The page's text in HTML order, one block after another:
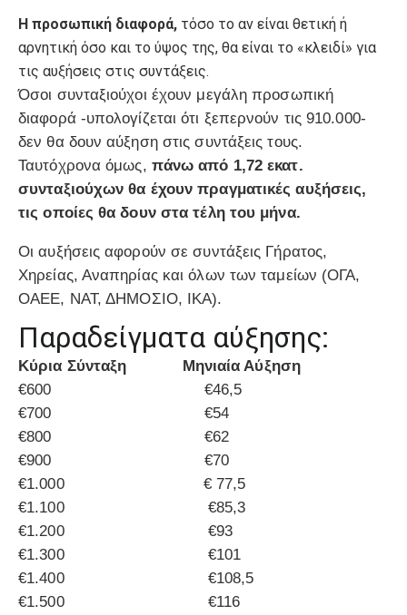
Η προσωπική διαφορά, τόσο το αν είναι θετική ή
αρνητική όσο και το ύψος της, θα είναι το «κλειδί» για
τις αυξήσεις στις συντάξεις.
Όσοι συνταξιούχοι έχουν μεγάλη προσωπική
διαφορά -υπολογίζεται ότι ξεπερνούν τις 910.000-
δεν θα δουν αύξηση στις συντάξεις τους.
Ταυτόχρονα όμως, πάνω από 1,72 εκατ.
συνταξιούχων θα έχουν πραγματικές αυξήσεις,
τις οποίες θα δουν στα τέλη του μήνα.
Οι αυξήσεις αφορούν σε συντάξεις Γήρατος,
Χηρείας, Αναπηρίας και όλων των ταμείων (ΟΓΑ,
ΟΑΕΕ, ΝΑΤ, ΔΗΜΟΣΙΟ, ΙΚΑ).
Παραδείγματα αύξησης:
Κύρια Σύνταξη Μηνιαία Αύξηση
€600 €46,5
€700 €54
€800 €62
€900 €70
€1.000 € 77,5
€1.100 €85,3
€1.200 €93
€1.300 €101
€1.400 €108,5
€1.500 €116